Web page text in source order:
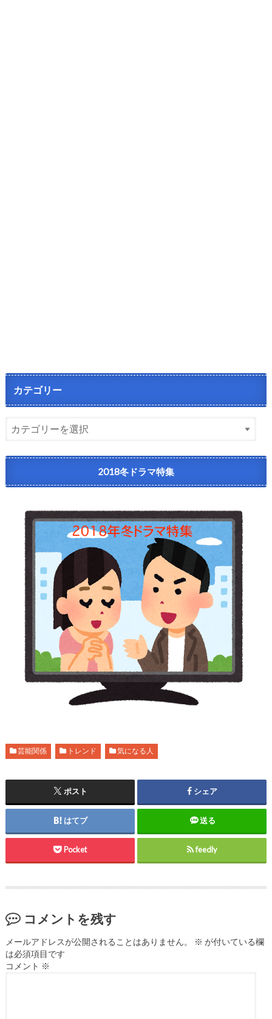
カテゴリー
2018冬ドラマ特集
芸能関係 トレンド 気になる人
ポスト シェア
はてブ 送る
Pocket feedly
コメントを残す
メールアドレスが公開されることはありません。 ※ が付いている欄
は必須項目です
コメント ※